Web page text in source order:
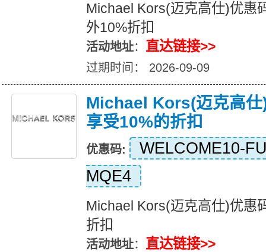
Michael Kors(迈克高仕)优惠
外10%折扣
活动地址： 直达链接>>
过期时间： 2026-09-09
Michael Kors(迈克高仕
享受10%的折扣
优惠码:
WELCOME10-
MQE4
Michael Kors(迈克高仕)优惠
折扣
活动地址： 直达链接>>